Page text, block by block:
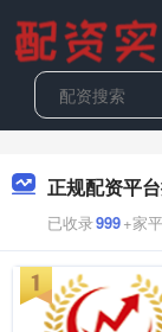
正规配资平
已收录999+家